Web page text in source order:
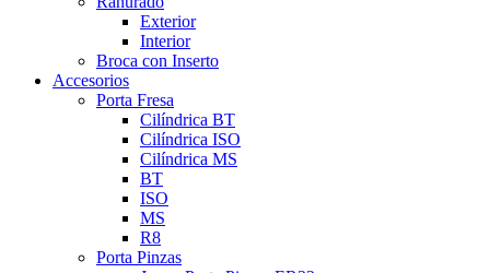
Exterior
Interior
Broca con Inserto
Accesorios
Porta Fresa
Cilíndrica BT
Cilíndrica ISO
Cilíndrica MS
BT
ISO
MS
R8
Porta Pinzas